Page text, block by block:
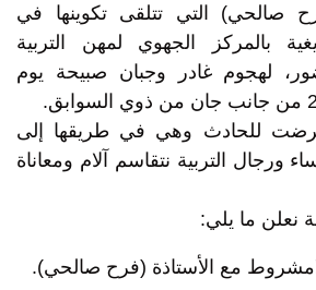
صالحي) التي تتلقى تكوينها في
بالمركز الجهوي لمهن التربية
لهجوم غادر وجبان صبيحة يوم
تعرضت للحادث وهي في طريقها إلى
ورجال التربية نتقاسم آلام ومعاناة
نعلن ما يلي:
مع الأستاذة (فرح صالحي).